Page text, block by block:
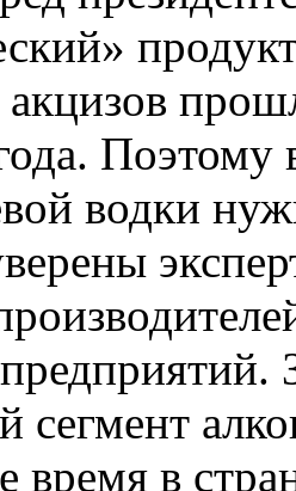
Поэтому
водки
сегмент
время в